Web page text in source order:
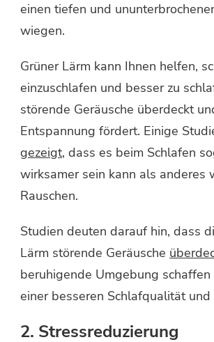
einen tiefen und
wiegen.
Grüner Lärm kann Ihnen helfen,
einzuschlafen und besser zu
störende Geräusche überdeckt
Entspannung fördert. Einige
gezeigt, dass es beim Schlafen
wirksamer sein kann als anderes
Rauschen.
Studien deuten darauf hin, dass
Lärm störende Geräusche
beruhigende Umgebung schaffen
einer besseren Schlafqualität
2. Stressreduzierung